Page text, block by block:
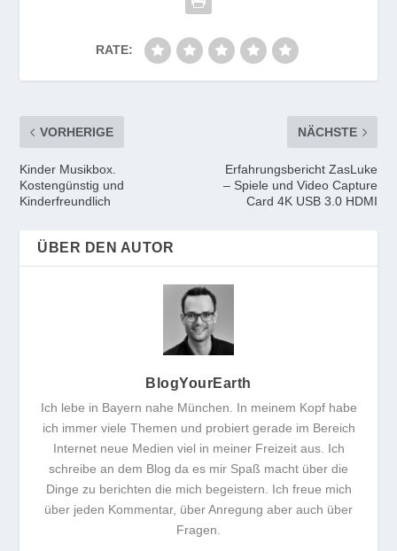
RATE:
VORHERIGE
Kinder Musikbox.
Kostengünstig und
Kinderfreundlich
NÄCHSTE
Erfahrungsbericht ZasLuke
– Spiele und Video Capture
Card 4K USB 3.0 HDMI
ÜBER DEN AUTOR
BlogYourEarth
Ich lebe in Bayern nahe München. In meinem Kopf habe
ich immer viele Themen und probiert gerade im Bereich
Internet neue Medien viel in meiner Freizeit aus. Ich
schreibe an dem Blog da es mir Spaß macht über die
Dinge zu berichten die mich begeistern. Ich freue mich
über jeden Kommentar, über Anregung aber auch über
Fragen.